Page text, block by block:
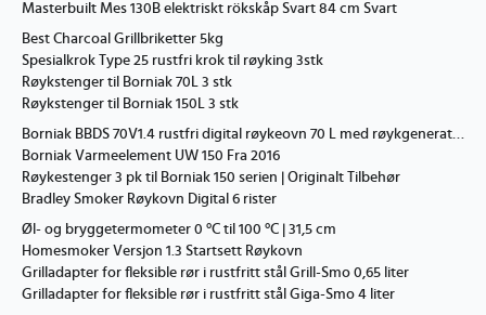
Masterbuilt Mes 130B elektriskt rökskåp Svart 84 cm Svart
Best Charcoal Grillbriketter 5kg
Spesialkrok Type 25 rustfri krok til røyking 3stk
Røykstenger til Borniak 70L 3 stk
Røykstenger til Borniak 150L 3 stk
Borniak BBDS 70V1.4 rustfri digital røykeovn 70 L med røykgenerator
Borniak Varmeelement UW 150 Fra 2016
Røykestenger 3 pk til Borniak 150 serien | Originalt Tilbehør
Bradley Smoker Røykovn Digital 6 rister
Øl- og bryggetermometer 0 °C til 100 °C | 31,5 cm
Homesmoker Versjon 1.3 Startsett Røykovn
Grilladapter for fleksible rør i rustfritt stål Grill-Smo 0,65 liter
Grilladapter for fleksible rør i rustfritt stål Giga-Smo 4 liter